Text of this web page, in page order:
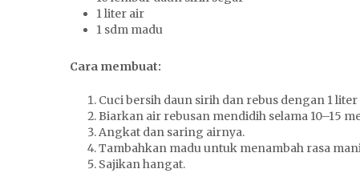
1 liter air
1 sdm madu
Cara membuat:
Cuci bersih daun sirih dan rebus dengan 1 liter
Biarkan air rebusan mendidih selama 10–15
Angkat dan saring airnya.
Tambahkan madu untuk menambah rasa
Sajikan hangat.